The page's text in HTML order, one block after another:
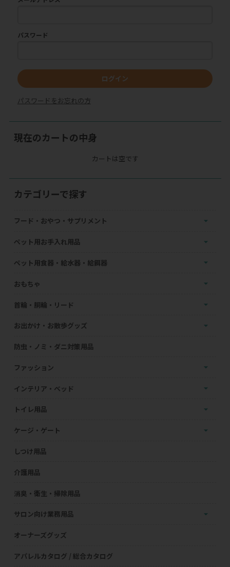
パスワード
ログイン
パスワードをお忘れの方
現在のカートの中身
カートは空です
カテゴリーで探す
フード・おやつ・サプリメント
ペット用お手入れ用品
ペット用食器・給水器・給餌器
おもちゃ
首輪・胴輪・リード
お出かけ・お散歩グッズ
防虫・ノミ・ダニ対策用品
ファッション
インテリア・ベッド
トイレ用品
ケージ・ゲート
しつけ用品
介護用品
消臭・衛生・掃除用品
サロン向け業務用品
オーナーズグッズ
アパレルカタログ / 総合カタログ